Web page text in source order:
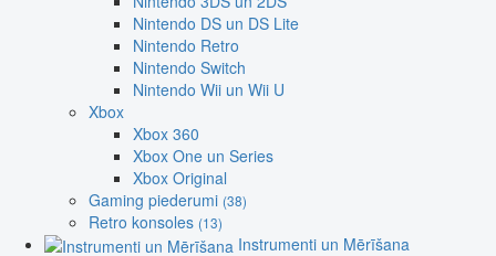
Nintendo DS un DS Lite
Nintendo Retro
Nintendo Switch
Nintendo Wii un Wii U
Xbox
Xbox 360
Xbox One un Series
Xbox Original
Gaming piederumi (38)
Retro konsoles (13)
Instrumenti un Mērīšana